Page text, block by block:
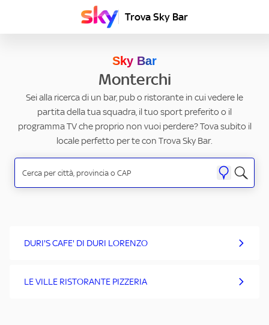
Trova Sky Bar
Sky Bar
Monterchi
Sei alla ricerca di un bar, pub o ristorante in cui vedere le
partita della tua squadra, il tuo sport preferito o il
programma TV che proprio non vuoi perdere? Tova subito il
locale perfetto per te con Trova Sky Bar.
DURI'S CAFE' DI DURI LORENZO
LE VILLE RISTORANTE PIZZERIA